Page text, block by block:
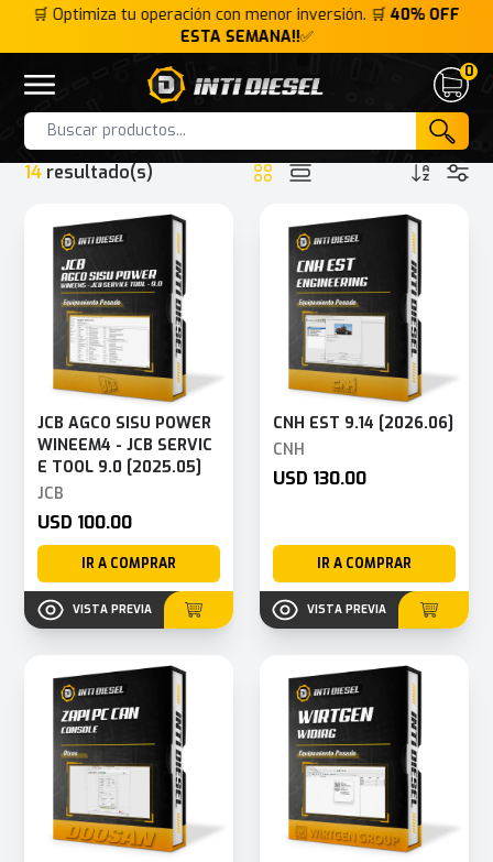
🛒 Optimiza tu operación con menor inversión. 🛒40% OFF
ESTA SEMANA!!✅
Open menu
Inti Diesel
Cart
0
HOME INTERFACE
Products
14 resultado(s)
JCB AGCO SISU POWER
WINEEM4 - JCB SERVIC
E TOOL 9.0 [2025.05]
JCB
USD 100.00
IR A COMPRAR
VISTA PREVIA
CNH EST 9.14 [2026.06]
CNH
USD 130.00
IR A COMPRAR
VISTA PREVIA